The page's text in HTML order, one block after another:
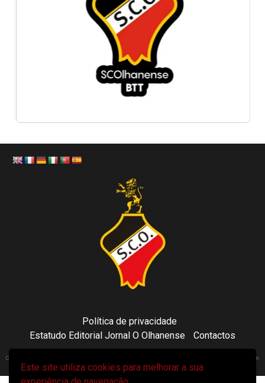
Este site utiliza cookies para melhorar a sua
Política de privacidade
Estatudo Editorial Jornal O Olhanense
Contactos
Copyright 2021 © Sporting Clube Olhanense - All rights reserved | Adapted by Tecni24.com | Hosted on
ToonsDomain.com |Newspherepor AF themes.